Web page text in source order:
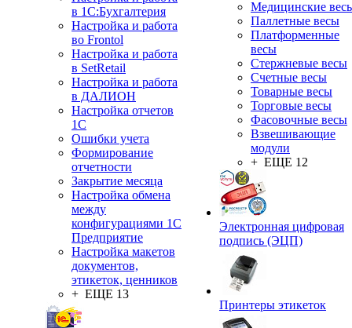
в 1С:Бухгалтерия
Настройка и работа
во Frontol
Настройка и работа
в SetRetail
Настройка и работа
в ДАЛИОН
Настройка отчетов
1С
Ошибки учета
Формирование
отчетности
Закрытие месяца
Настройка обмена
между
конфигурациями 1С
Предприятие
Настройка макетов
документов,
этикеток, ценников
+ ЕЩЕ 13
Медицинские
Паллетные весы
Платформенные
весы
Стержневые весы
Счетные весы
Товарные весы
Торговые весы
Фасовочные весы
Взвешивающие
модули
+ ЕЩЕ 12
Электронная цифровая
подпись (ЭЦП)
Принтеры этикеток